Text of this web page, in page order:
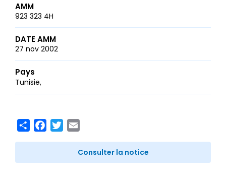
AMM
923 323 4H
DATE AMM
27 nov 2002
Pays
Tunisie
ShareFacebook
Twitter
Consulter la notice